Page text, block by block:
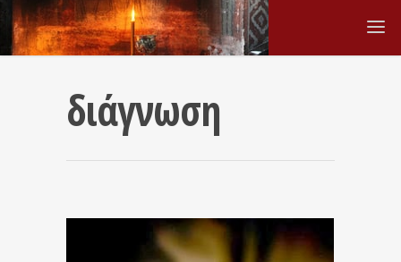
διάγνωση